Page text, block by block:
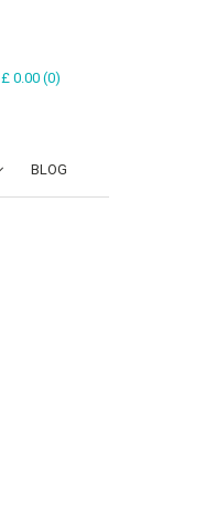
£ 0.00 (0)
BLOG